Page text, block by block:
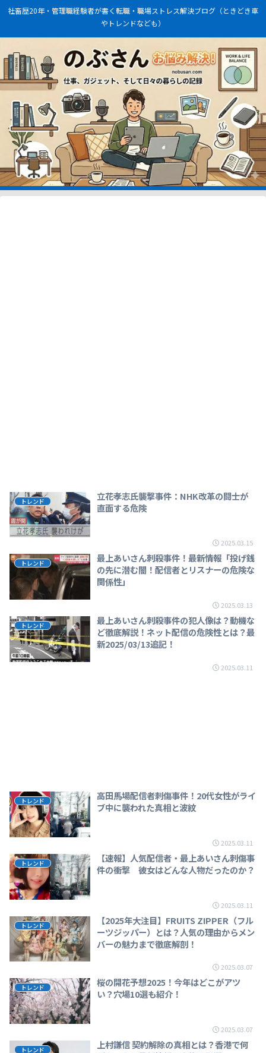
社畜歴20年・管理職経験者が書く転職・職場ストレス解決ブログ（ときどき車
やトレンドなども）
トレンド
立花孝志氏襲撃事件：NHK改革の闘士が
直面する危険
2025.03.15
トレンド
最上あいさん刺殺事件！最新情報「投げ銭
の先に潜む闇！配信者とリスナーの危険な
関係性」
2025.03.13
トレンド
最上あいさん刺殺事件の犯人像は？動機な
ど徹底解説！ネット配信の危険性とは？最
新2025/03/13追記！
2025.03.11
トレンド
高田馬場配信者刺傷事件！20代女性がライ
ブ中に襲われた真相と波紋
2025.03.11
トレンド
【速報】人気配信者・最上あいさん刺傷事
件の衝撃 彼女はどんな人物だったのか？
2025.03.11
トレンド
【2025年大注目】FRUITS ZIPPER（フル
ーツジッパー）とは？人気の理由からメン
バーの魅力まで徹底解剖！
2025.03.07
トレンド
桜の開花予想2025！今年はどこがアツ
い？穴場10選も紹介！
2025.03.07
トレンド
上村謙信 契約解除の真相とは？香港で何